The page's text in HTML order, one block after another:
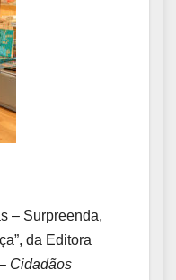
– Surpreenda,
da Editora
Cidadãos